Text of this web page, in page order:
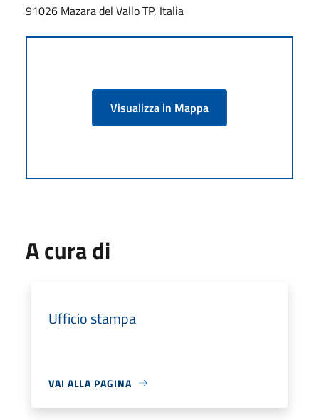
91026 Mazara del Vallo TP, Italia
Visualizza in Mappa
A cura di
Ufficio stampa
VAI ALLA PAGINA